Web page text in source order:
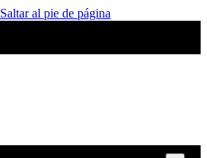
Saltar al pie de página